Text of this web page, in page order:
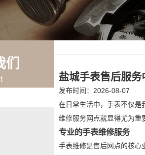
盐城手表售后服
发布时间：2026-08-07
在日常生活中，手表不仅是
维修服务网点就显得尤为重
专业的手表维修服务
手表维修是售后网点的核心